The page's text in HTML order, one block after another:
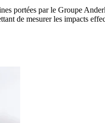
portées par le Groupe
de mesurer les impacts